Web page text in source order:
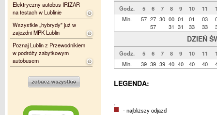
Godz. 5 6 7 8 9 10 11
Min.
57 27
57
30 00
31
01
31
01
33
03
33
DZIEŃ
Godz. 5 6 7 8 9 10 11
Min.
39 39 39 40 40 40 40
LEGENDA:
.
- najbliższy odjazd
Elektryczny autobus IRIZAR
na testach w Lublinie
Wszystkie „hybrydy” już w
zajezdni MPK Lublin
Poznaj Lublin z Przewodnikiem
w podróży zabytkowym
autobusem